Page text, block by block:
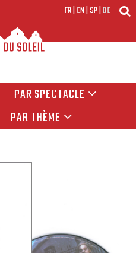
FR|EN|SP|DE
PAR SPECTACLE
PAR THÈME